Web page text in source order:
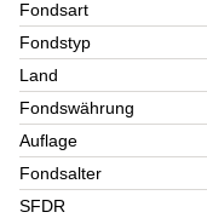
Fondsart
Fondstyp
Land
Fondswährung
Auflage
Fondsalter
SFDR